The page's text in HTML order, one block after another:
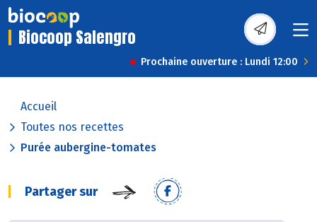
Biocoop Salengro
Prochaine ouverture : Lundi 12:00
Accueil
Toutes nos recettes
Purée aubergine-tomates
Partager sur